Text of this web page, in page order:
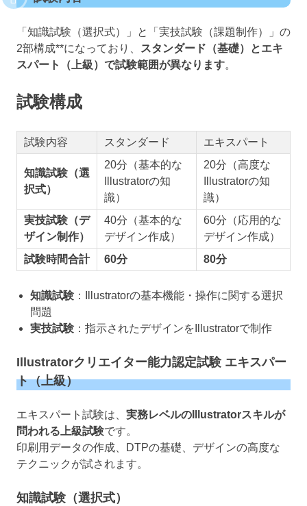
「知識試験（選択式）」と「実技試験（課題制作）」の
2部構成**になっており、
スタンダード（基礎）とエキ
スパート（上級）で試験範囲が異なります。
試験構成
試験内容 スタンダード エキスパート
知識試験（選
択式）
20分（基本的な
Illustratorの知
識）
20分（高度な
Illustratorの知
識）
実技試験（デ
ザイン制作）
40分（基本的な
デザイン作成）
60分（応用的な
デザイン作成）
試験時間合計
60分 80分
知識試験 ：Illustratorの基本機能・操作に関する選択
問題
実技試験 ：指示されたデザインをIllustratorで制作
Illustratorクリエイター能力認定試験 エキスパー
ト（上級）
エキスパート試験は、 実務レベルのIllustratorスキルが
問われる上級試験です。
印刷用データの作成、DTPの基礎、デザインの高度な
テクニックが試されます。
知識試験（選択式）